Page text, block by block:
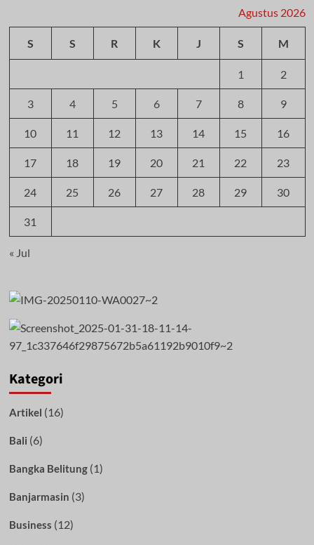
Agustus 2026
S S R K J S M
1 2
3 4 5 6 7 8 9
10 11 12 13 14 15 16
17 18 19 20 21 22 23
24 25 26 27 28 29 30
31
« Jul
Kategori
Artikel (16)
Bali (6)
Bangka Belitung(1)
Banjarmasin (3)
Business (12)